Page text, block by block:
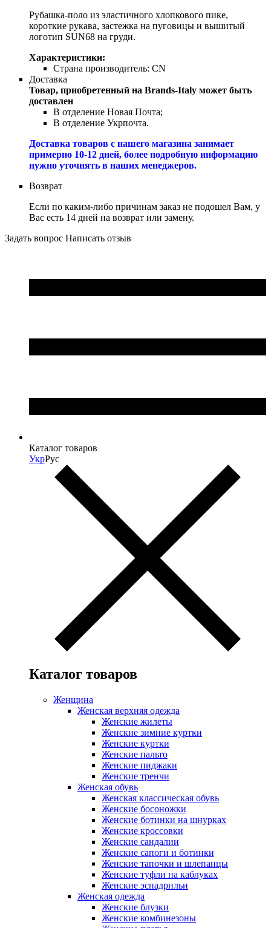
Рубашка-поло из эластичного хлопкового пике,
короткие рукава, застежка на пуговицы и вышитый
логотип SUN68 на груди.
Характеристики:
Страна производитель: CN
Доставка
Товар, приобретенный на Brands-Italy может быть
доставлен
В отделение Новая Почта;
В отделение Укрпочта.
Доставка товаров с нашего магазина занимает
примерно 10-12 дней, более подробную информацию
нужно уточнять в наших менеджеров.
Возврат
Если по каким-либо причинам заказ не подошел Вам, у
Вас есть 14 дней на возврат или замену.
Задать вопрос Написать отзыв
Каталог товаров
УкрРус
Каталог товаров
Женщина
Женская верхняя одежда
Женские жилеты
Женские зимние куртки
Женские куртки
Женские пальто
Женские пиджаки
Женские тренчи
Женская обувь
Женская классическая обувь
Женские босоножки
Женские ботинки на шнурках
Женские кроссовки
Женские сандалии
Женские сапоги и ботинки
Женские тапочки и шлепанцы
Женские туфли на каблуках
Женские эспадрильи
Женская одежда
Женские блузки
Женские комбинезоны